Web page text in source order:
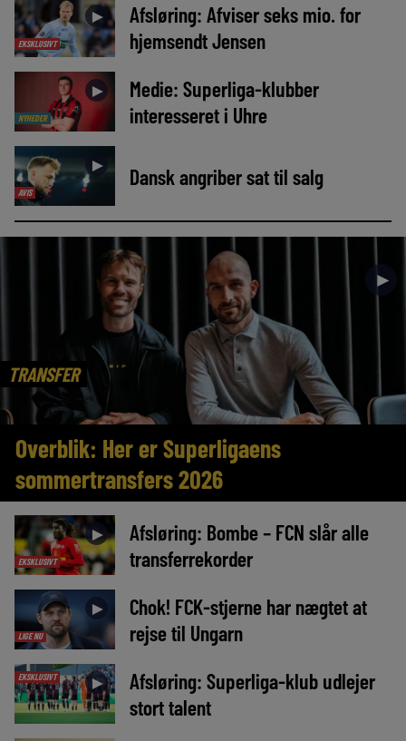
EKSKLUSIVT
►
Afsløring: Afviser seks mio. for
hjemsendt Jensen
NYHEDER
►
Medie: Superliga-klubber
interesseret i Uhre
AVIS
► Dansk angriber sat til salg
TRANSFER
►
Overblik: Her er Superligaens
sommertransfers 2026
EKSKLUSIVT
►
Afsløring: Bombe – FCN slår alle
transferrekorder
LIGE NU
►
Chok! FCK-stjerne har nægtet at
rejse til Ungarn
EKSKLUSIVT ►
Afsløring: Superliga-klub udlejer
stort talent